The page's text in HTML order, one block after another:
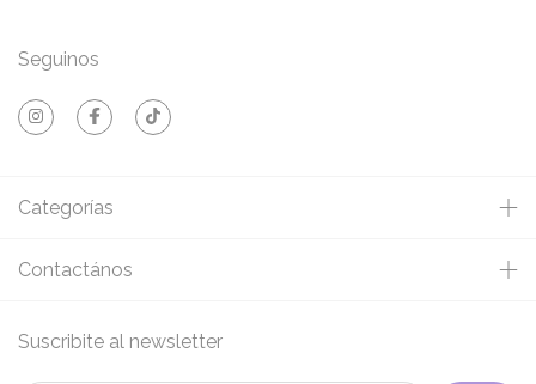
Seguinos
Categorías
Contactános
Suscribite al newsletter